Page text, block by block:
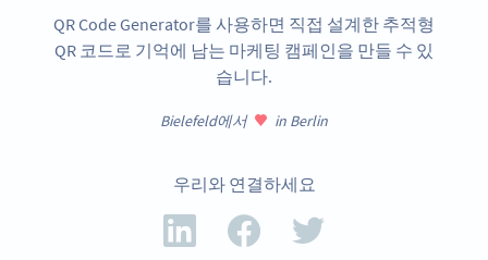
QR Code Generator를 사용하면 직접 설계한 추적형
QR 코드로 기억에 남는 마케팅 캠페인을 만들 수 있
습니다.
Bielefeld에서 in Berlin
우리와 연결하세요